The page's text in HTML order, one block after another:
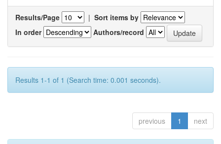
Results/Page | Sort items by
In order
Authors/record
Results 1-1 of 1 (Search time: 0.001 seconds).
previous 1 next